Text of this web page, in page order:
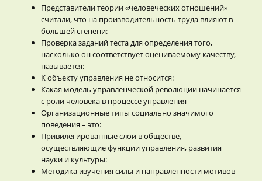
Представители теории «человеческих отношений»
считали, что на производительность труда влияют в
большей степени:
Проверка заданий теста для определения того,
насколько он соответствует оцениваемому качеству,
называется:
К объекту управления не относится:
Какая модель управленческой революции начинается
с роли человека в процессе управления
Организационные типы социально значимого
поведения – это:
Привилегированные слои в обществе,
осуществляющие функции управления, развития
науки и культуры:
Методика изучения силы и направленности мотивов